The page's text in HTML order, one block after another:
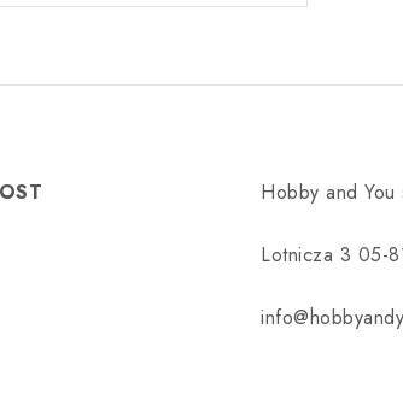
Hobby and
Lotnicza 3 05-